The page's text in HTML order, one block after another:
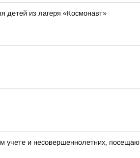
детей из лагеря «Космонавт»
учете и несовершеннолетних,